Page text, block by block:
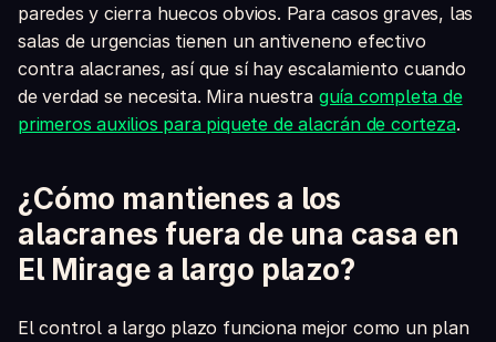
paredes y cierra huecos obvios. Para casos graves, las
salas de urgencias tienen un antiveneno efectivo
contra alacranes, así que sí hay escalamiento cuando
de verdad se necesita. Mira nuestra guía completa de
primeros auxilios para piquete de alacrán de corteza.
¿Cómo mantienes a los
alacranes fuera de una casa en
El Mirage a largo plazo?
El control a largo plazo funciona mejor como un plan